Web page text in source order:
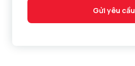
Gửi yêu cầu